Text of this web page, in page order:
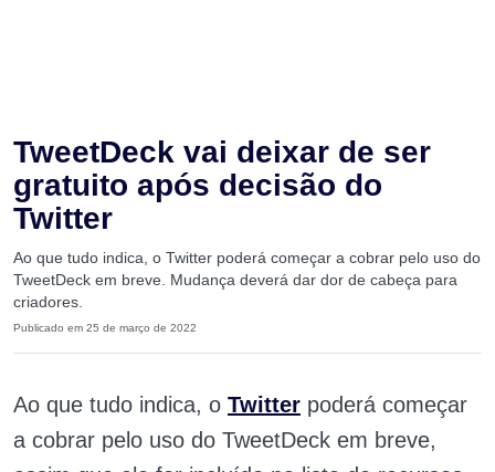
TweetDeck vai deixar de ser
gratuito após decisão do
Twitter
Ao que tudo indica, o Twitter poderá começar a cobrar pelo uso do
TweetDeck em breve. Mudança deverá dar dor de cabeça para
criadores.
Publicado em 25 de março de 2022
Ao que tudo indica, o Twitter poderá começar
a cobrar pelo uso do TweetDeck em breve,